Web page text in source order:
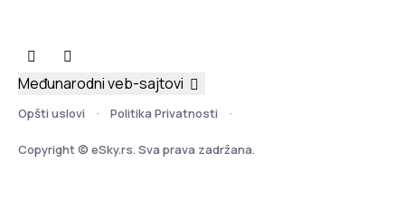
Opšti uslovi Politika Privatnosti
Copyright © eSky.rs. Sva prava zadržana.
Međunarodni veb-sajtovi